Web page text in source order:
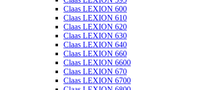
Claas LEXION 600
Claas LEXION 610
Claas LEXION 620
Claas LEXION 630
Claas LEXION 640
Claas LEXION 660
Claas LEXION 6600
Claas LEXION 670
Claas LEXION 6700